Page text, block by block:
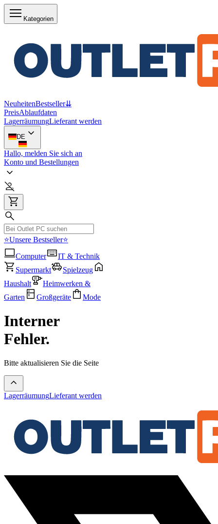
Kategorien
NeuheitenBestseller⇊
PreisAblaufdaten
LagerräumungLieferant werden
DE
Hallo, melden Sie sich an
Konto und Bestellungen
⭐Unsere Bestseller⭐
Computer
IT & Technik
Supermarkt
Spielzeug
Haushalt
Heimwerken &
Garten
Großgeräte Mode
Interner
Fehler.
Bitte aktualisieren Sie die Seite
LagerräumungLieferant werden